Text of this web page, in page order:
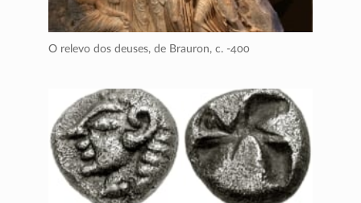
O relevo dos deuses, de Brauron, c. -400